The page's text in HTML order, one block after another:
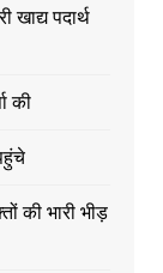
खाद्य पदार्थ
की
की भारी भीड़